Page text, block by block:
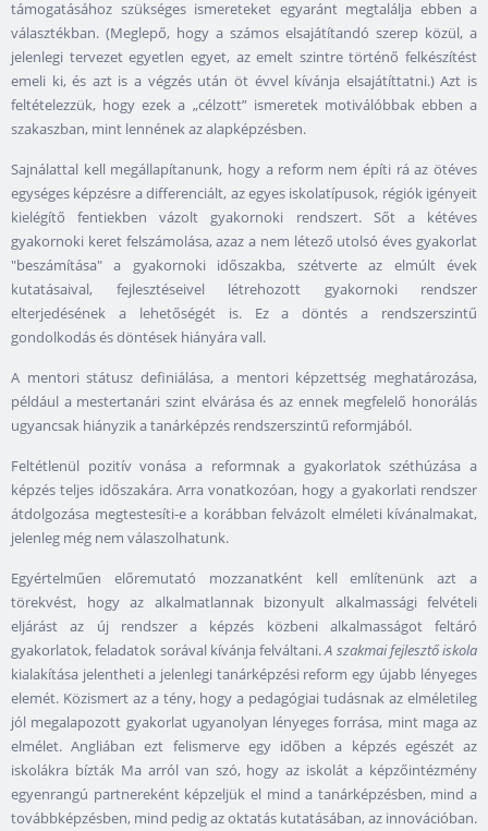
támogatásához szükséges ismereteket egyaránt megtalálja ebben a
választékban. (Meglepő, hogy a számos elsajátítandó szerep közül, a
jelenlegi tervezet egyetlen egyet, az emelt szintre történő felkészítést
emeli ki, és azt is a végzés után öt évvel kívánja elsajátíttatni.) Azt is
feltételezzük, hogy ezek a „célzott” ismeretek motiválóbbak ebben a
szakaszban, mint lennének az alapképzésben.
Sajnálattal kell megállapítanunk, hogy a reform nem építi rá az ötéves
egységes képzésre a differenciált, az egyes iskolatípusok, régiók igényeit
kielégítő fentiekben vázolt gyakornoki rendszert. Sőt a kétéves
gyakornoki keret felszámolása, azaz a nem létező utolsó éves gyakorlat
"beszámítása" a gyakornoki időszakba, szétverte az elmúlt évek
kutatásaival, fejlesztéseivel létrehozott gyakornoki rendszer
elterjedésének a lehetőségét is. Ez a döntés a rendszerszintű
gondolkodás és döntések hiányára vall.
A mentori státusz definiálása, a mentori képzettség meghatározása,
például a mestertanári szint elvárása és az ennek megfelelő honorálás
ugyancsak hiányzik a tanárképzés rendszerszintű reformjából.
Feltétlenül pozitív vonása a reformnak a gyakorlatok széthúzása a
képzés teljes időszakára. Arra vonatkozóan, hogy a gyakorlati rendszer
átdolgozása megtestesíti-e a korábban felvázolt elméleti kívánalmakat,
jelenleg még nem válaszolhatunk.
Egyértelműen előremutató mozzanatként kell említenünk azt a
törekvést, hogy az alkalmatlannak bizonyult alkalmassági felvételi
eljárást az új rendszer a képzés közbeni alkalmasságot feltáró
gyakorlatok, feladatok sorával kívánja felváltani.A szakmai fejlesztő iskola
kialakítása jelentheti a jelenlegi tanárképzési reform egy újabb lényeges
elemét. Közismert az a tény, hogy a pedagógiai tudásnak az elméletileg
jól megalapozott gyakorlat ugyanolyan lényeges forrása, mint maga az
elmélet. Angliában ezt felismerve egy időben a képzés egészét az
iskolákra bízták Ma arról van szó, hogy az iskolát a képzőintézmény
egyenrangú partnereként képzeljük el mind a tanárképzésben, mind a
továbbképzésben, mind pedig az oktatás kutatásában, az innovációban.